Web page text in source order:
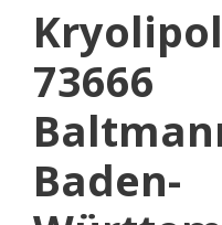
73666
Baden-